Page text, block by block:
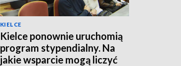
KIELCE
Kielce ponownie uruchomią
program stypendialny. Na
jakie wsparcie mogą liczyć